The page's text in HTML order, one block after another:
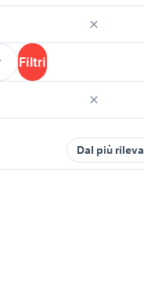
Filtri
Dal più